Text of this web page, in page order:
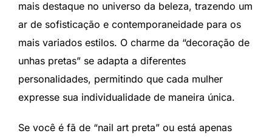
mais destaque no universo da beleza, trazendo um
ar de sofisticação e contemporaneidade para os
mais variados estilos. O charme da “decoração de
unhas pretas” se adapta a diferentes
personalidades, permitindo que cada mulher
expresse sua individualidade de maneira única.
Se você é fã de “nail art preta” ou está apenas